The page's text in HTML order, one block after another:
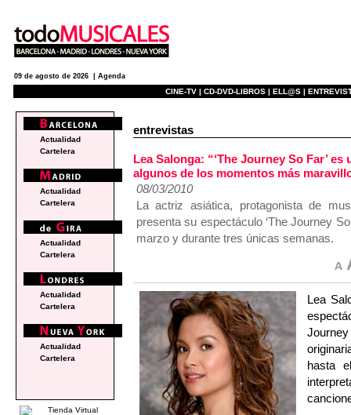
09 de agosto de 2026 | Agenda
CINE-TV | CD-DVD-LIBROS | ELL@S |
entrevistas
Lea Salonga: “‘The Journey So Far’
algunos de los momentos más
08/03/2010
La actriz asiática, protagonista de
presenta su espectáculo ‘The Journey
marzo y durante tres únicas semanas.
Lea
hasta
Actualidad
Cartelera
Actualidad
Cartelera
Actualidad
Cartelera
Actualidad
Cartelera
Actualidad
Cartelera